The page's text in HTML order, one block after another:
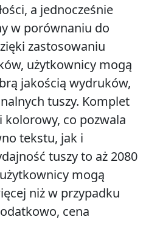
a jednocześnie
w porównaniu do
zastosowaniu
użytkownicy mogą
jakością wydruków,
tuszy. Komplet
kolorowy, co pozwala
tekstu, jak i
tuszy to aż 2080
mogą
niż w przypadku
cena